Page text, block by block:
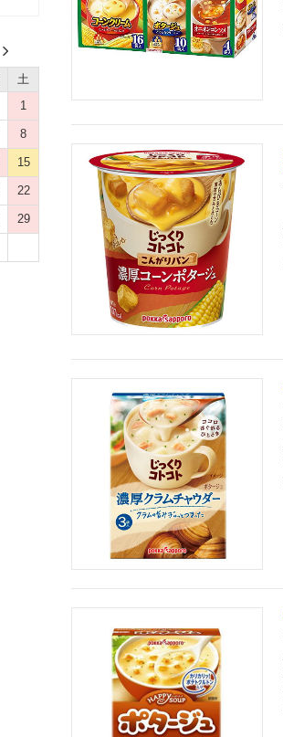
土
1
8
15
22
29